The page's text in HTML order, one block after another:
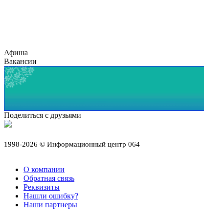
Афиша
Вакансии
Поделиться с друзьями
1998-2026 © Информационный центр 064
О компании
Обратная связь
Реквизиты
Нашли ошибку?
Наши партнеры